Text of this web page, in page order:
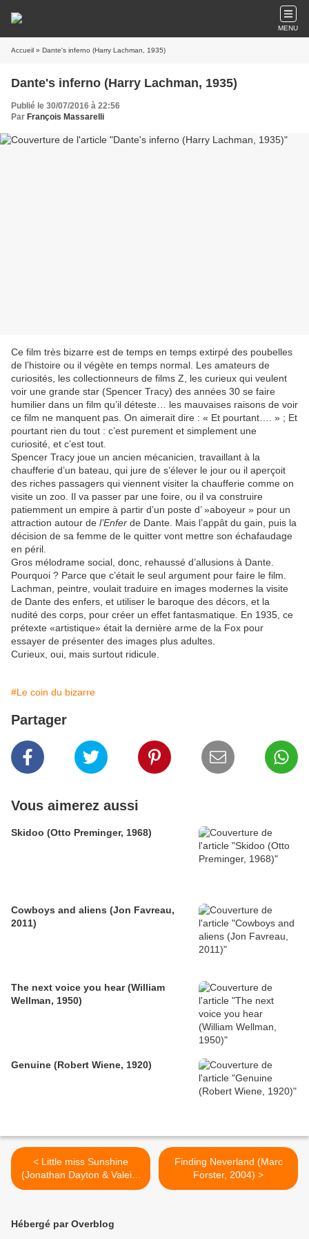
MENU
Accueil » Dante's inferno (Harry Lachman, 1935)
Dante's inferno (Harry Lachman, 1935)
Publié le 30/07/2016 à 22:56
Par François Massarelli
Ce film très bizarre est de temps en temps extirpé des poubelles
de l’histoire ou il végète en temps normal. Les amateurs de
curiosités, les collectionneurs de films Z, les curieux qui veulent
voir une grande star (Spencer Tracy) des années 30 se faire
humilier dans un film qu’il déteste… les mauvaises raisons de voir
ce film ne manquent pas. On aimerait dire : « Et pourtant…. » ; Et
pourtant rien du tout : c’est purement et simplement une
curiosité, et c’est tout.
Spencer Tracy joue un ancien mécanicien, travaillant à la
chaufferie d’un bateau, qui jure de s’élever le jour ou il aperçoit
des riches passagers qui viennent visiter la chaufferie comme on
visite un zoo. Il va passer par une foire, ou il va construire
patiemment un empire à partir d’un poste d’ »aboyeur » pour un
attraction autour de l’Enfer de Dante. Mais l’appât du gain, puis la
décision de sa femme de le quitter vont mettre son échafaudage
en péril.
Gros mélodrame social, donc, rehaussé d’allusions à Dante.
Pourquoi ? Parce que c’était le seul argument pour faire le film.
Lachman, peintre, voulait traduire en images modernes la visite
de Dante des enfers, et utiliser le baroque des décors, et la
nudité des corps, pour créer un effet fantasmatique. En 1935, ce
prétexte «artistique» était la dernière arme de la Fox pour
essayer de présenter des images plus adultes.
Curieux, oui, mais surtout ridicule.
#Le coin du bizarre
Partager
Vous aimerez aussi
Skidoo (Otto Preminger, 1968)
Cowboys and aliens (Jon Favreau,
2011)
The next voice you hear (William
Wellman, 1950)
Genuine (Robert Wiene, 1920)
< Little miss Sunshine
(Jonathan Dayton & Valeire
Faris, 2005)
Finding Neverland (Marc
Forster, 2004) >
Hébergé par Overblog